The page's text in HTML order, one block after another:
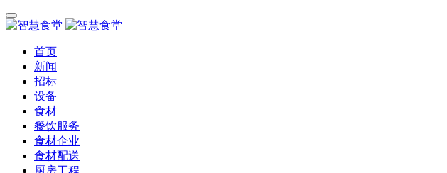
首页
新闻
招标
设备
食材
餐饮服务
食材企业
食材配送
厨房工程